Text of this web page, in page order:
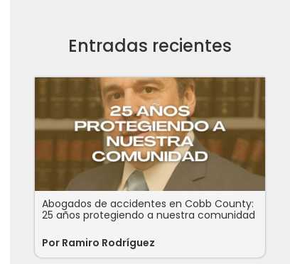
Entradas recientes
Abogados de accidentes en Cobb County:
25 años protegiendo a nuestra comunidad
Por Ramiro Rodríguez